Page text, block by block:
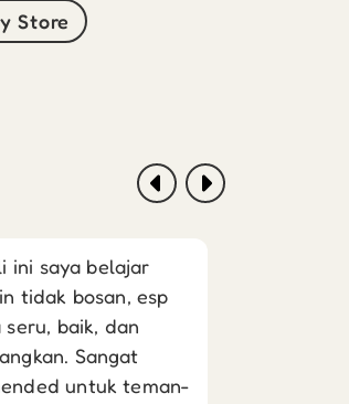
Store
ini saya belajar
tidak bosan, esp
seru, baik, dan
Sangat
untuk teman-